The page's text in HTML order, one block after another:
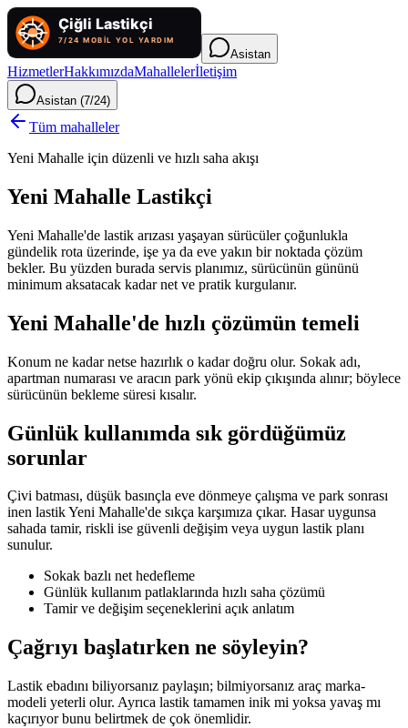
Asistan
HizmetlerHakkımızdaMahallelerİletişim
Asistan (7/24)
Tüm mahalleler
Yeni Mahalle için düzenli ve hızlı saha akışı
Yeni Mahalle Lastikçi
Yeni Mahalle'de lastik arızası yaşayan sürücüler çoğunlukla
gündelik rota üzerinde, işe ya da eve yakın bir noktada çözüm
bekler. Bu yüzden burada servis planımız, sürücünün gününü
minimum aksatacak kadar net ve pratik kurgulanır.
Yeni Mahalle'de hızlı çözümün temeli
Konum ne kadar netse hazırlık o kadar doğru olur. Sokak adı,
apartman numarası ve aracın park yönü ekip çıkışında alınır; böylece
sürücünün bekleme süresi kısalır.
Günlük kullanımda sık gördüğümüz
sorunlar
Çivi batması, düşük basınçla eve dönmeye çalışma ve park sonrası
inen lastik Yeni Mahalle'de sıkça karşımıza çıkar. Hasar uygunsa
sahada tamir, riskli ise güvenli değişim veya uygun lastik planı
sunulur.
Sokak bazlı net hedefleme
Günlük kullanım patlaklarında hızlı saha çözümü
Tamir ve değişim seçeneklerini açık anlatım
Çağrıyı başlatırken ne söyleyin?
Lastik ebadını biliyorsanız paylaşın; bilmiyorsanız araç marka-
modeli yeterli olur. Ayrıca lastik tamamen inik mi yoksa yavaş mı
kaçırıyor bunu belirtmek de çok önemlidir.